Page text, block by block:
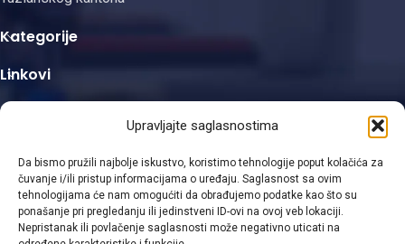
Upravljajte saglasnostima
Da bismo pružili najbolje iskustvo, koristimo tehnologije poput kolačića za
čuvanje i/ili pristup informacijama o uređaju. Saglasnost sa ovim
tehnologijama će nam omogućiti da obrađujemo podatke kao što su
ponašanje pri pregledanju ili jedinstveni ID-ovi na ovoj veb lokaciji.
Nepristanak ili povlačenje saglasnosti može negativno uticati na
Kategorije
Linkovi
Kontakt informacije
Viber